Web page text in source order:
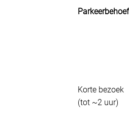
Korte bezoek
(tot ~2 uur)